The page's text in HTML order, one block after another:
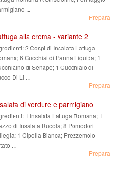
...
Prepara
alla crema - variante 2
2 Cespi di Insalata Lattuga
6 Cucchiai di Panna Liquida; 1
di Senape; 1 Cucchiaio di
Di Li ...
Prepara
di verdure e parmigiano
1 Insalata Lattuga Romana; 1
di Insalata Rucola; 8 Pomodori
1 Cipolla Bianca; Prezzemolo
...
Prepara